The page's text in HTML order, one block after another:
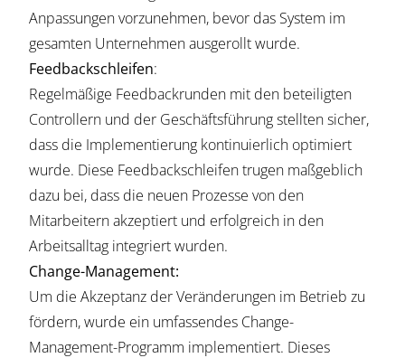
Anpassungen vorzunehmen, bevor das System im
gesamten Unternehmen ausgerollt wurde.
Feedbackschleifen:
Regelmäßige Feedbackrunden mit den beteiligten
Controllern und der Geschäftsführung stellten sicher,
dass die Implementierung kontinuierlich optimiert
wurde. Diese Feedbackschleifen trugen maßgeblich
dazu bei, dass die neuen Prozesse von den
Mitarbeitern akzeptiert und erfolgreich in den
Arbeitsalltag integriert wurden.
Change-Management:
Um die Akzeptanz der Veränderungen im Betrieb zu
fördern, wurde ein umfassendes Change-
Management-Programm implementiert. Dieses